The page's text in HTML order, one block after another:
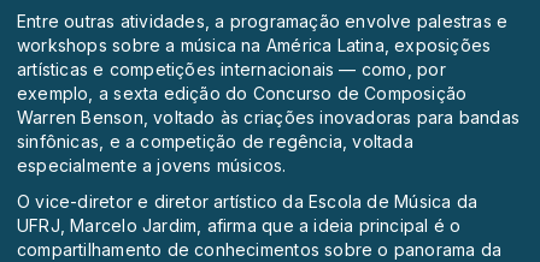
Entre outras atividades, a programação envolve palestras e
workshops sobre a música na América Latina, exposições
artísticas e competições internacionais — como, por
exemplo, a sexta edição do Concurso de Composição
Warren Benson, voltado às criações inovadoras para bandas
sinfônicas, e a competição de regência, voltada
especialmente a jovens músicos.
O vice-diretor e diretor artístico da Escola de Música da
UFRJ, Marcelo Jardim, afirma que a ideia principal é o
compartilhamento de conhecimentos sobre o panorama da